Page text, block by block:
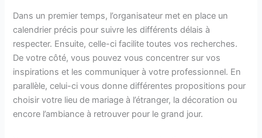
Dans un premier temps, l’organisateur met en place un
calendrier précis pour suivre les différents délais à
respecter. Ensuite, celle-ci facilite toutes vos recherches.
De votre côté, vous pouvez vous concentrer sur vos
inspirations et les communiquer à votre professionnel. En
parallèle, celui-ci vous donne différentes propositions pour
choisir votre lieu de mariage à l’étranger, la décoration ou
encore l’ambiance à retrouver pour le grand jour.